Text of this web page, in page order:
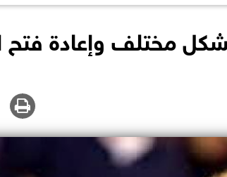
مختلف وإعادة فتح